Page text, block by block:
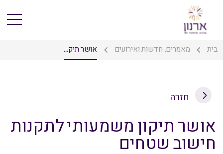
בית מאמרים, חדשות ואירועים אושר תיק...
חזרה
אושר תיקון משמעותי לתקנות
חישוב שטחים